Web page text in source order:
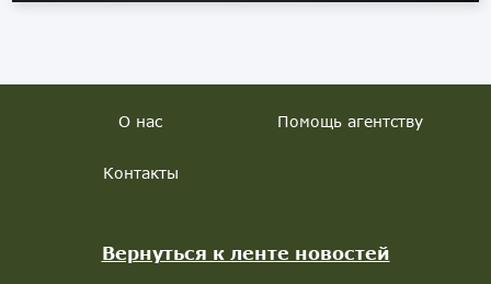
О нас Помощь агентству
Контакты
Вернуться к ленте новостей